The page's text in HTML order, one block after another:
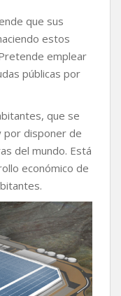
que sus
estos
emplear
públicas por
que se
por disponer de
del mundo. Está
económico de